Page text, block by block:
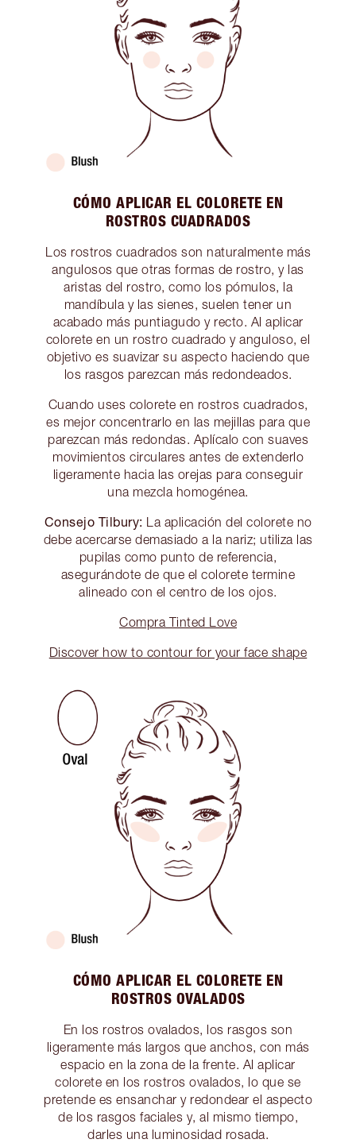
CÓMO APLICAR EL COLORETE EN
ROSTROS CUADRADOS
Los rostros cuadrados son naturalmente más
angulosos que otras formas de rostro, y las
aristas del rostro, como los pómulos, la
mandíbula y las sienes, suelen tener un
acabado más puntiagudo y recto. Al aplicar
colorete en un rostro cuadrado y anguloso, el
objetivo es suavizar su aspecto haciendo que
los rasgos parezcan más redondeados.
Cuando uses colorete en rostros cuadrados,
es mejor concentrarlo en las mejillas para que
parezcan más redondas. Aplícalo con suaves
movimientos circulares antes de extenderlo
ligeramente hacia las orejas para conseguir
una mezcla homogénea.
Consejo Tilbury: La aplicación del colorete no
debe acercarse demasiado a la nariz; utiliza las
pupilas como punto de referencia,
asegurándote de que el colorete termine
alineado con el centro de los ojos.
Compra Tinted Love
Discover how to contour for your face shape
CÓMO APLICAR EL COLORETE EN
ROSTROS OVALADOS
En los rostros ovalados, los rasgos son
ligeramente más largos que anchos, con más
espacio en la zona de la frente. Al aplicar
colorete en los rostros ovalados, lo que se
pretende es ensanchar y redondear el aspecto
de los rasgos faciales y, al mismo tiempo,
darles una luminosidad rosada.